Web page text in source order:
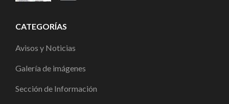
CATEGORÍAS
Avisos y Noticias
Galería de imágenes
Sección de Información